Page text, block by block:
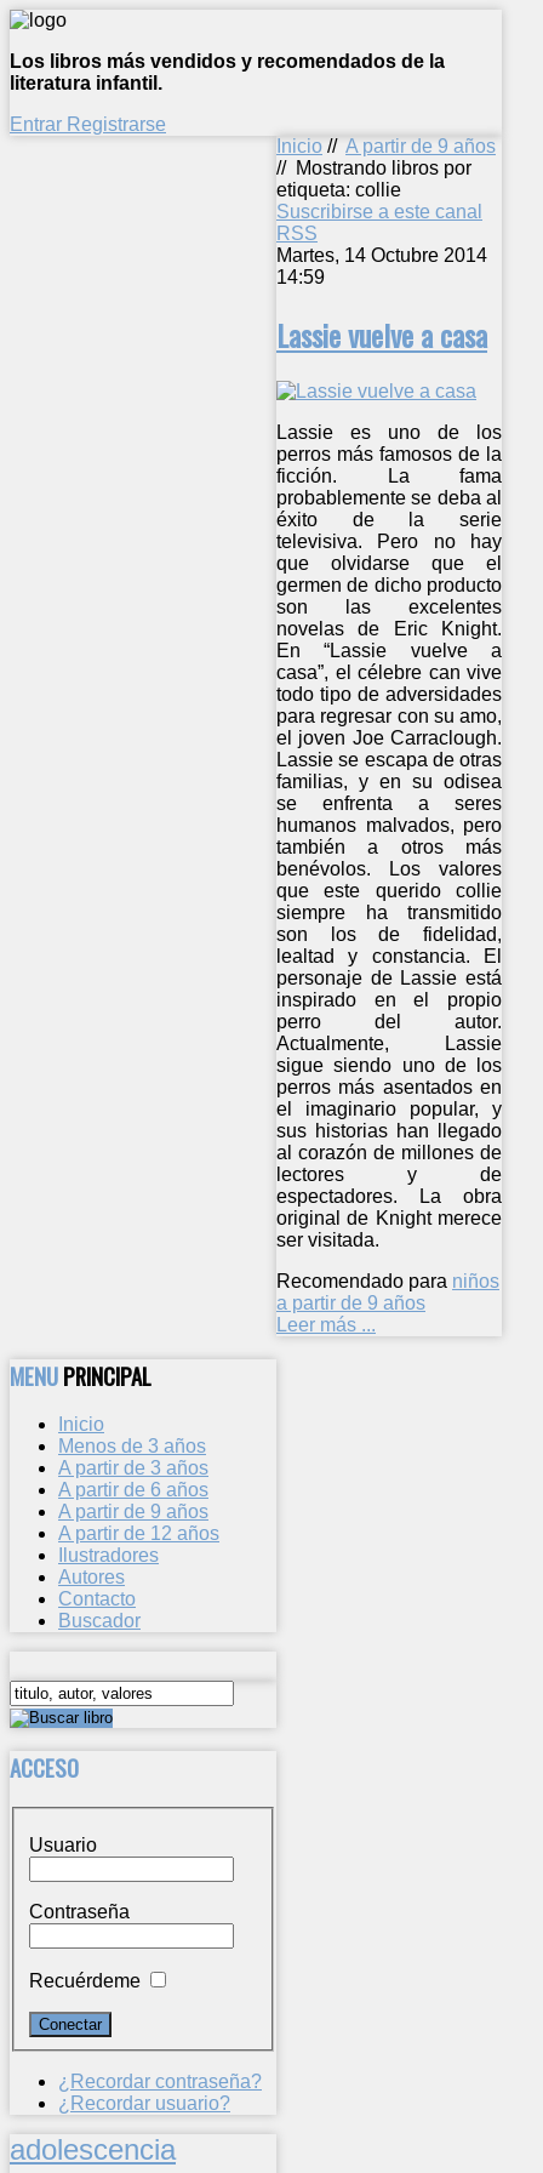
Los libros más vendidos y recomendados de la
literatura infantil.
Entrar Registrarse
Inicio // A partir de 9 años
// Mostrando libros por
etiqueta: collie
Suscribirse a este canal
RSS
Martes, 14 Octubre 2014
14:59
Lassie vuelve a casa
Lassie es uno de los
perros más famosos de la
ficción. La fama
probablemente se deba al
éxito de la serie
televisiva. Pero no hay
que olvidarse que el
germen de dicho producto
son las excelentes
novelas de Eric Knight.
En “Lassie vuelve a
casa”, el célebre can vive
todo tipo de adversidades
para regresar con su amo,
el joven Joe Carraclough.
Lassie se escapa de otras
familias, y en su odisea
se enfrenta a seres
humanos malvados, pero
también a otros más
benévolos. Los valores
que este querido collie
siempre ha transmitido
son los de fidelidad,
lealtad y constancia. El
personaje de Lassie está
inspirado en el propio
perro del autor.
Actualmente, Lassie
sigue siendo uno de los
perros más asentados en
el imaginario popular, y
sus historias han llegado
al corazón de millones de
lectores y de
espectadores. La obra
original de Knight merece
ser visitada.
Recomendado para niños
a partir de 9 años
Leer más ...
MENUPRINCIPAL
Inicio
Menos de 3 años
A partir de 3 años
A partir de 6 años
A partir de 9 años
A partir de 12 años
Ilustradores
Autores
Contacto
Buscador
ACCESO
Usuario
Contraseña
Recuérdeme
¿Recordar contraseña?
¿Recordar usuario?
adolescencia